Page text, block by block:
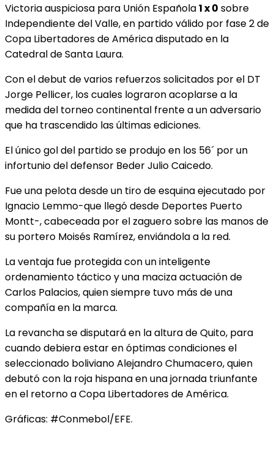
Victoria auspiciosa para Unión Española1 x 0 sobre
Independiente del Valle, en partido válido por fase 2 de
Copa Libertadores de América disputado en la
Catedral de Santa Laura.
Con el debut de varios refuerzos solicitados por el DT
Jorge Pellicer, los cuales lograron acoplarse a la
medida del torneo continental frente a un adversario
que ha trascendido las últimas ediciones.
El único gol del partido se produjo en los 56´ por un
infortunio del defensor Beder Julio Caicedo.
Fue una pelota desde un tiro de esquina ejecutado por
Ignacio Lemmo-que llegó desde Deportes Puerto
Montt-, cabeceada por el zaguero sobre las manos de
su portero Moisés Ramírez, enviándola a la red.
La ventaja fue protegida con un inteligente
ordenamiento táctico y una maciza actuación de
Carlos Palacios, quien siempre tuvo más de una
compañía en la marca.
La revancha se disputará en la altura de Quito, para
cuando debiera estar en óptimas condiciones el
seleccionado boliviano Alejandro Chumacero, quien
debutó con la roja hispana en una jornada triunfante
en el retorno a Copa Libertadores de América.
Gráficas: #Conmebol/EFE.